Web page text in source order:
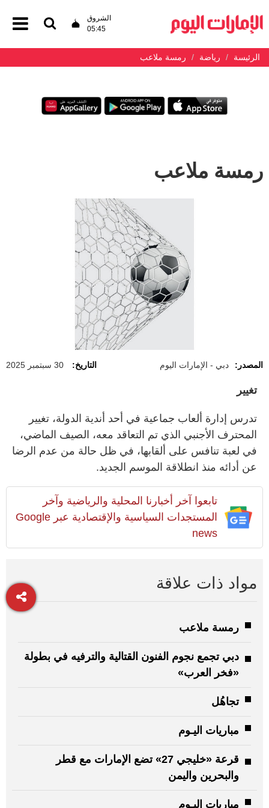
الشروق
05:45
الرئيسة رياضة رمسة ملاعب
رمسة ملاعب
المصدر: دبي - الإمارات اليوم التاريخ: 30 سبتمبر 2025
تغيير
تدرس إدارة ألعاب جماعية في أحد أندية الدولة، تغيير
المحترف الأجنبي الذي تم التعاقد معه، الصيف الماضي،
في لعبة تنافس على ألقابها، في ظل حالة من عدم الرضا
عن أدائه منذ انطلاقة الموسم الجديد.
تابعوا آخر أخبارنا المحلية والرياضية وآخر
المستجدات السياسية والإقتصادية عبر Google
news
مواد ذات علاقة
رمسة ملاعب
دبي تجمع نجوم الفنون القتالية والترفيه في بطولة
«فخر العرب»
تجاهُل
مباريات اليـوم
قرعة «خليجي 27» تضع الإمارات مع قطر
والبحرين واليمن
مباريات اليـوم